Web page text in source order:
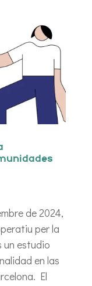
de 2024,
per la
un estudio
en las
El